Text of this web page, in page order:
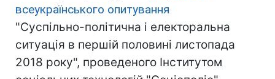
всеукраїнського опитування
"Суспільно-політична і електоральна
ситуація в першій половині листопада
2018 року", проведеного Інститутом